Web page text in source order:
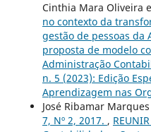
Cinthia Mara Oliveira
no contexto da
gestão de pessoas da
proposta de modelo
Administração
n. 5 (2023): Edição
Aprendizagem nas
José Ribamar
7, Nº 2, 2017. ,